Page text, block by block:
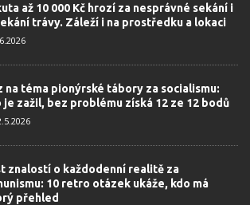
až 10 000 Kč hrozí za nesprávné sekání i
trávy. Záleží i na prostředku a lokaci
na téma pionýrské tábory za socialismu:
je zažil, bez problému získá 12 ze 12 bodů
znalostí o každodenní realitě za
10 retro otázek ukáže, kdo má
přehled